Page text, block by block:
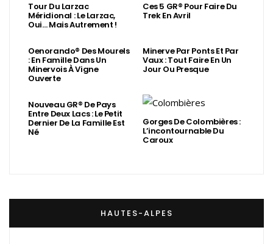
Tour Du Larzac
Méridional : Le Larzac,
Oui… Mais Autrement !
Ces 5 GR® Pour Faire Du
Trek En Avril
Oenorando® Des Mourels
: En Famille Dans Un
Minervois À Vigne
Ouverte
Minerve Par Ponts Et Par
Vaux : Tout Faire En Un
Jour Ou Presque
Nouveau GR® De Pays
Entre Deux Lacs : Le Petit
Dernier De La Famille Est
Né
Gorges De Colombières :
L’incontournable Du
Caroux
HAUTES-ALPES